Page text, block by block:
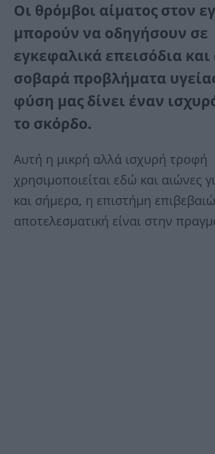
Οι θρόμβοι αίματος στον
μπορούν να οδηγήσουν σε
εγκεφαλικά επεισόδια
σοβαρά προβλήματα
φύση μας δίνει έναν
το σκόρδο.
Αυτή η μικρή αλλά ισχυρή τροφή
χρησιμοποιείται εδώ και αιώνες
και σήμερα, η επιστήμη
αποτελεσματική είναι στην